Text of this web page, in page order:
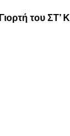
Γιορτή του